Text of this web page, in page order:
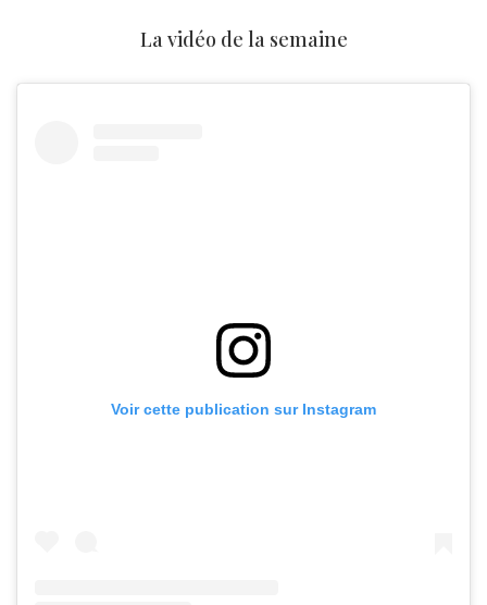
La vidéo de la semaine
Voir cette publication sur Instagram